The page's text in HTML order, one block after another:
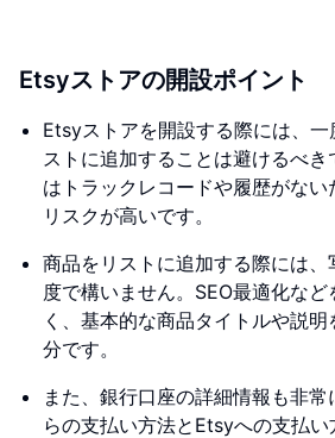
Etsyストアの開設ポイント
Etsyストアを開設する際には、一
ストに追加することは避けるべ
はトラックレコードや履歴がな
リスクが高いです。
商品をリストに追加する際には
度で構いません。SEO最適化な
く、基本的な商品タイトルや説
分です。
また、銀行口座の詳細情報も非
らの支払い方法とEtsyへの支払